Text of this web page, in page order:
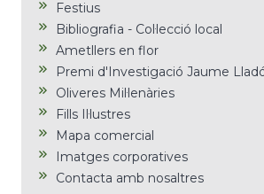
Festius
Bibliografia - Col·lecció local
Ametllers en flor
Premi d'Investigació Jaume
Oliveres Mil·lenàries
Fills Il·lustres
Mapa comercial
Imatges corporatives
Contacta amb nosaltres